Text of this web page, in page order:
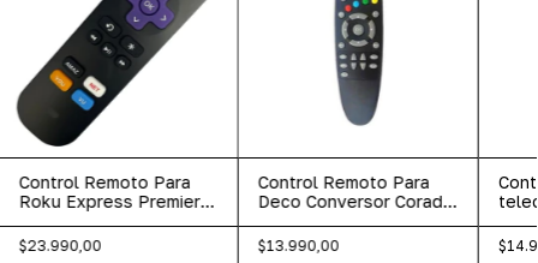
Control Remoto Para
Roku Express Premiere
$23.990,00
Control Remoto Para
Deco Conversor Coradir
$13.990,00